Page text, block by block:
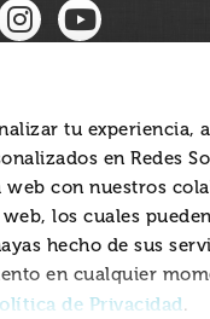
tu experiencia,
en Redes
con nuestros
los cuales
hecho de sus
en cualquier
de Privacidad.